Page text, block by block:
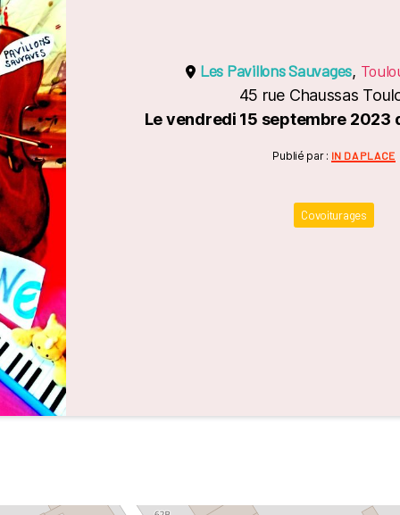
Les Pavillons Sauvages,
45 rue Chaussas
Le vendredi 15 septembre 2023
Publié par : IN DA PLACE
Covoiturages